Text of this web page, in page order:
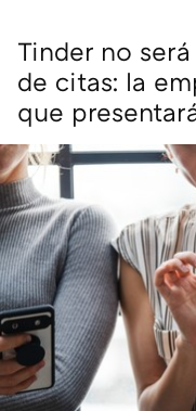
Tinder no
de citas: la
que